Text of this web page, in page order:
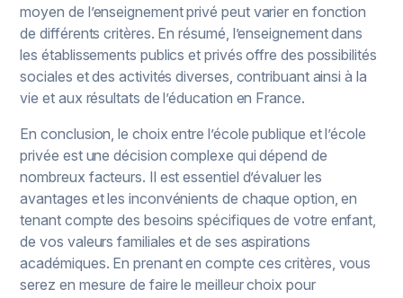
moyen de l’enseignement privé peut varier en fonction
de différents critères. En résumé, l’enseignement dans
les établissements publics et privés offre des possibilités
sociales et des activités diverses, contribuant ainsi à la
vie et aux résultats de l’éducation en France.
En conclusion, le choix entre l’école publique et l’école
privée est une décision complexe qui dépend de
nombreux facteurs. Il est essentiel d’évaluer les
avantages et les inconvénients de chaque option, en
tenant compte des besoins spécifiques de votre enfant,
de vos valeurs familiales et de ses aspirations
académiques. En prenant en compte ces critères, vous
serez en mesure de faire le meilleur choix pour